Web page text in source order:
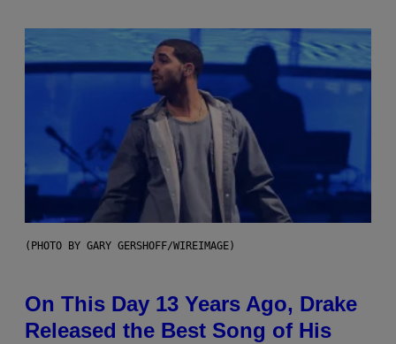
(PHOTO BY GARY GERSHOFF/WIREIMAGE)
On This Day 13 Years Ago, Drake
Released the Best Song of His